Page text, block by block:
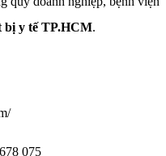
bị y tế TP.HCM.
075